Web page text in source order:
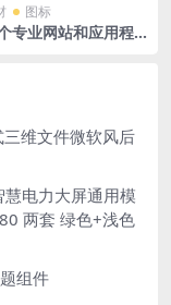
图标
专业网站和应用程
维文件微软风后
电力大屏通用模
两套 绿色+浅色
组件